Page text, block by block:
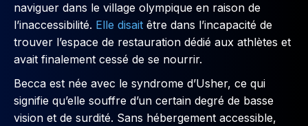
naviguer dans le village olympique en raison de
l’inaccessibilité. Elle disait être dans l’incapacité de
trouver l’espace de restauration dédié aux athlètes et
avait finalement cessé de se nourrir.
Becca est née avec le syndrome d’Usher, ce qui
signifie qu’elle souffre d’un certain degré de basse
vision et de surdité. Sans hébergement accessible,